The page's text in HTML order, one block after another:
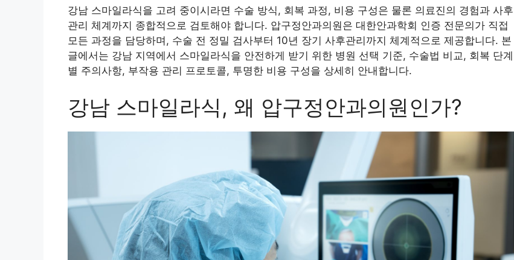
강남 스마일라식을 고려 중이시라면 수술 방식, 회복 과정, 비용 구성은 물론 의료진의 경험과 사후
관리 체계까지 종합적으로 검토해야 합니다. 압구정안과의원은 대한안과학회 인증 전문의가 직접
모든 과정을 담당하며, 수술 전 정밀 검사부터 10년 장기 사후관리까지 체계적으로 제공합니다. 본
글에서는 강남 지역에서 스마일라식을 안전하게 받기 위한 병원 선택 기준, 수술법 비교, 회복 단계
별 주의사항, 부작용 관리 프로토콜, 투명한 비용 구성을 상세히 안내합니다.
강남 스마일라식, 왜 압구정안과의원인가?